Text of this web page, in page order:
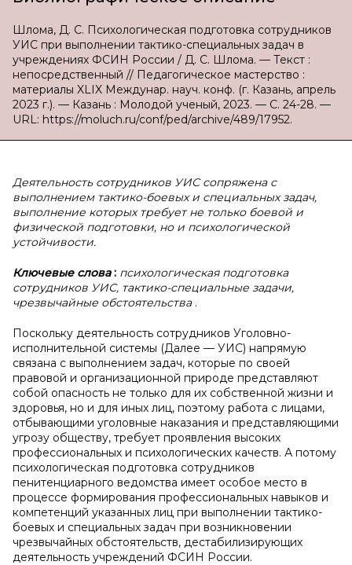
Шлома, Д. С. Психологическая подготовка сотрудников
УИС при выполнении тактико-специальных задач в
учреждениях ФСИН России / Д. С. Шлома. — Текст :
непосредственный // Педагогическое мастерство :
материалы XLIX Междунар. науч. конф. (г. Казань, апрель
2023 г.). — Казань : Молодой ученый, 2023. — С. 24-28. —
URL: https://moluch.ru/conf/ped/archive/489/17952.
Деятельность сотрудников УИС сопряжена с
выполнением тактико-боевых и специальных задач,
выполнение которых требует не только боевой и
физической подготовки, но и психологической
устойчивости.
Ключевые слова: психологическая подготовка
сотрудников УИС, тактико-специальные задачи,
чрезвычайные обстоятельства .
Поскольку деятельность сотрудников Уголовно-
исполнительной системы (Далее — УИС) напрямую
связана с выполнением задач, которые по своей
правовой и организационной природе представляют
собой опасность не только для их собственной жизни и
здоровья, но и для иных лиц, поэтому работа с лицами,
отбывающими уголовные наказания и представляющими
угрозу обществу, требует проявления высоких
профессиональных и психологических качеств. А потому
психологическая подготовка сотрудников
пенитенциарного ведомства имеет особое место в
процессе формирования профессиональных навыков и
компетенций указанных лиц при выполнении тактико-
боевых и специальных задач при возникновении
чрезвычайных обстоятельств, дестабилизирующих
деятельность учреждений ФСИН России.